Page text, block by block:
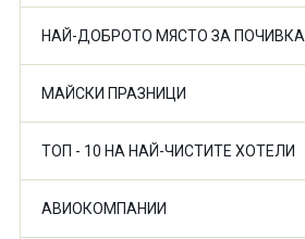
НАЙ-ДОБРОТО МЯСТО ЗА ПОЧИВКА
МАЙСКИ ПРАЗНИЦИ
ТОП - 10 НА НАЙ-ЧИСТИТЕ ХОТЕЛИ
АВИОКОМПАНИИ